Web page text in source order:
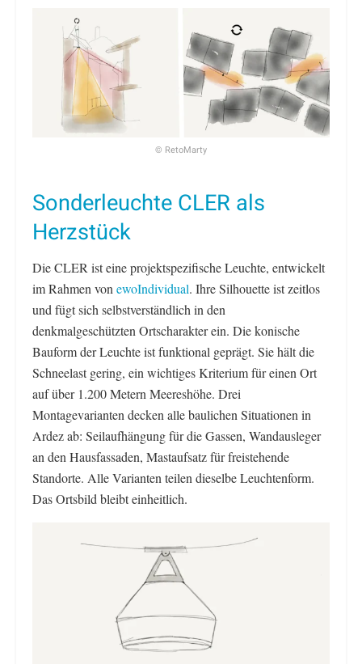
© RetoMarty
Sonderleuchte CLER als
Herzstück
Die CLER ist eine projektspezifische Leuchte, entwickelt
im Rahmen vonewoIndividual. Ihre Silhouette ist zeitlos
und fügt sich selbstverständlich in den
denkmalgeschützten Ortscharakter ein. Die konische
Bauform der Leuchte ist funktional geprägt. Sie hält die
Schneelast gering, ein wichtiges Kriterium für einen Ort
auf über 1.200 Metern Meereshöhe. Drei
Montagevarianten decken alle baulichen Situationen in
Ardez ab: Seilaufhängung für die Gassen, Wandausleger
an den Hausfassaden, Mastaufsatz für freistehende
Standorte. Alle Varianten teilen dieselbe Leuchtenform.
Das Ortsbild bleibt einheitlich.